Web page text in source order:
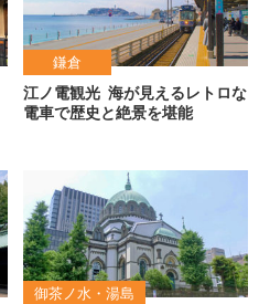
鎌倉
江ノ電観光 海が見えるレトロな
電車で歴史と絶景を堪能
御茶ノ水・湯島